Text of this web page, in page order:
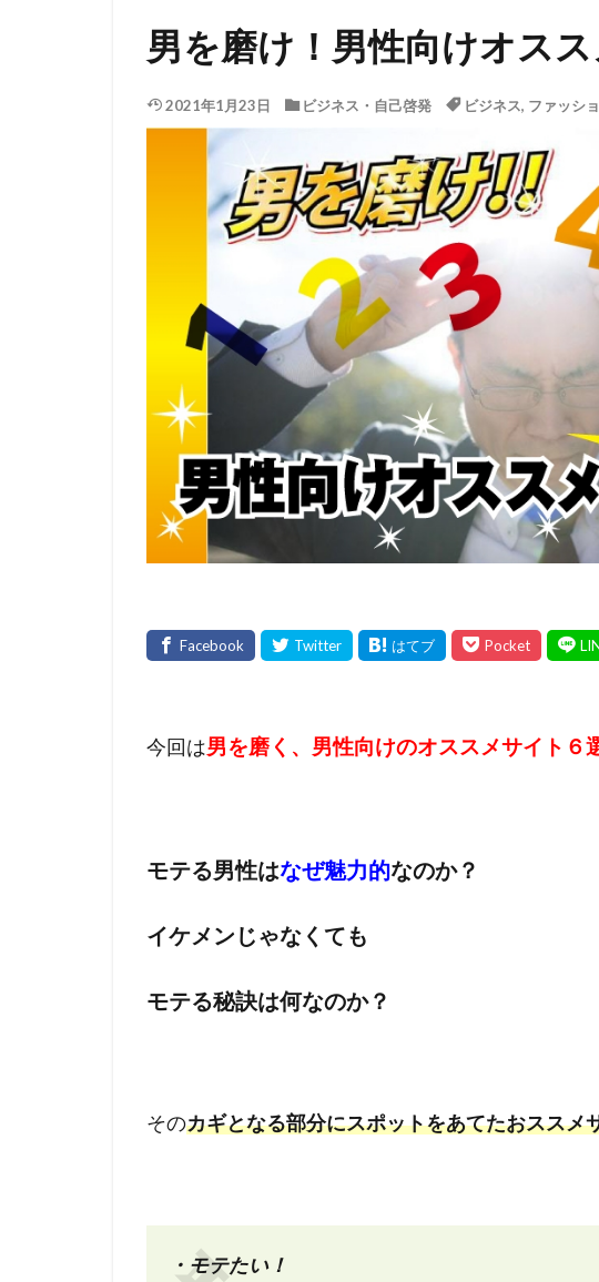
男を磨け！男性向けオス
2021年1月23日 ビジネス・自己啓発 ビジネス, ファッシ
今回は男を磨く、男性向けのオススメサイト６
モテる男性はなぜ魅力的なのか？
イケメンじゃなくても
モテる秘訣は何なのか？
そのカギとなる部分にスポットをあてたおススメ
・モテたい！